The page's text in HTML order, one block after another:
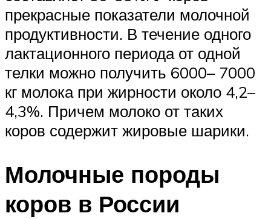
прекрасные показатели молочной
продуктивности. В течение одного
лактационного периода от одной
телки можно получить 6000– 7000
кг молока при жирности около 4,2–
4,3%. Причем молоко от таких
коров содержит жировые шарики.
Молочные породы
коров в России